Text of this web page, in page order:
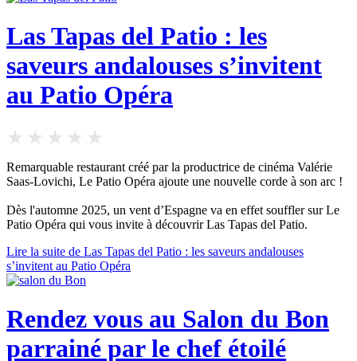
Las Tapas del Patio : les
saveurs andalouses s’invitent
au Patio Opéra
Remarquable restaurant créé par la productrice de cinéma Valérie
Saas-Lovichi, Le Patio Opéra ajoute une nouvelle corde à son arc !
Dès l'automne 2025, un vent d’Espagne va en effet souffler sur Le
Patio Opéra qui vous invite à découvrir Las Tapas del Patio.
Lire la suite de Las Tapas del Patio : les saveurs andalouses
s’invitent au Patio Opéra
Rendez vous au Salon du Bon
parrainé par le chef étoilé